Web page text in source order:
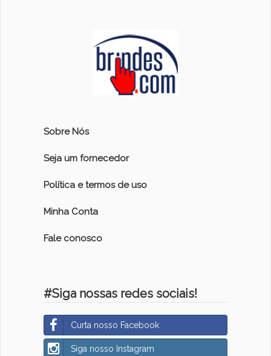
Sobre Nós
Seja um fornecedor
Política e termos de uso
Minha Conta
Fale conosco
#Siga nossas redes sociais!
Curta nosso Facebook
Siga nosso Instagram